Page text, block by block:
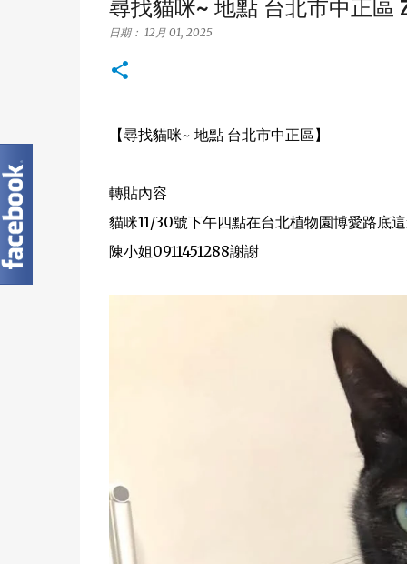
浪浪天使 溫飽購糧計劃
尋找貓咪~ 地點 台北市中正
日期： 12月 01, 2025
【尋找貓咪~ 地點 台北市中正區】
轉貼內容
貓咪11/30號下午四點在台北植物園博愛路底
陳小姐0911451288謝謝